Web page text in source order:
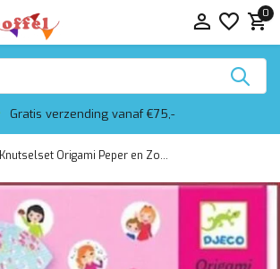
0
Gratis verzending vanaf €75,-
Knutselset Origami Peper en Zo...